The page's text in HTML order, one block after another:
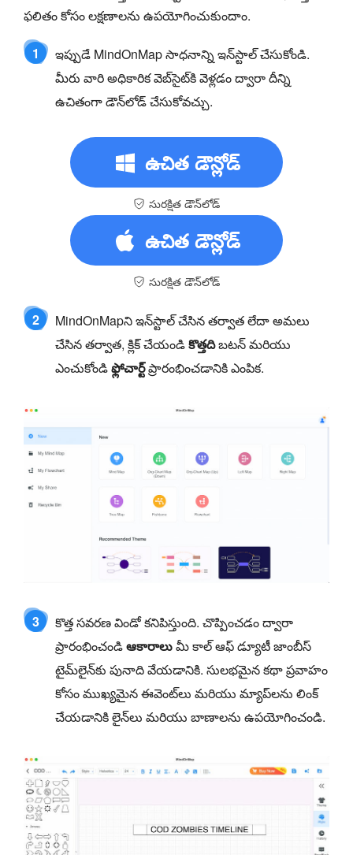
ఫలితం కోసం లక్షణాలను ఉపయోగించుకుందాం.
1
ఇప్పుడే MindOnMap సాధనాన్ని ఇన్‌స్టాల్ చేసుకోండి.
మీరు వారి అధికారిక వెబ్‌సైట్‌కి వెళ్లడం ద్వారా దీన్ని
ఉచితంగా డౌన్‌లోడ్ చేసుకోవచ్చు.
ఉచిత డౌన్లోడ్
సురక్షిత డౌన్‌లోడ్
ఉచిత డౌన్లోడ్
సురక్షిత డౌన్‌లోడ్
2
MindOnMapని ఇన్‌స్టాల్ చేసిన తర్వాత లేదా అమలు
చేసిన తర్వాత, క్లిక్ చేయండికొత్తదిబటన్ మరియు
ఎంచుకోండిఫ్లోచార్ట్ప్రారంభించడానికి ఎంపిక.
3
కొత్త సవరణ విండో కనిపిస్తుంది. చొప్పించడం ద్వారా
ప్రారంభించండిఆకారాలుమీ కాల్ ఆఫ్ డ్యూటీ జాంబీస్
టైమ్‌లైన్‌కు పునాది వేయడానికి. సులభమైన కథా ప్రవాహం
కోసం ముఖ్యమైన ఈవెంట్‌లు మరియు మ్యాప్‌లను లింక్
చేయడానికి లైన్‌లు మరియు బాణాలను ఉపయోగించండి.